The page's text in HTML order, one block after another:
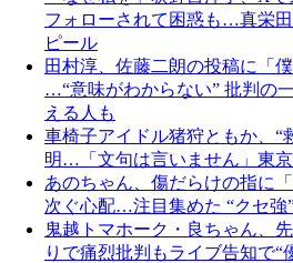
フォローされて困惑も…真栄
ピール
田村淳、佐藤二朗の投稿に「
…“意味がわからない” 批判の
える人も
車椅子アイドル猪狩ともか、“
明…「文句は言いません」東
あのちゃん、傷だらけの指に
次ぐ心配…注目集めた “クセ強
鬼越トマホーク・良ちゃん、
りで痛烈批判もライブ告知で“